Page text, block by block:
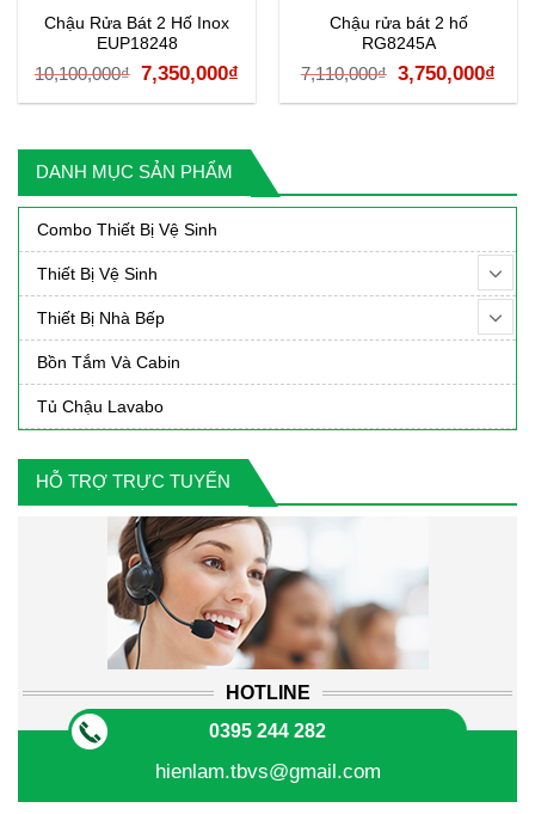
DANH MỤC SẢN PHẨM
Combo Thiết Bị Vệ Sinh
Thiết Bị Vệ Sinh
Thiết Bị Nhà Bếp
Bồn Tắm Và Cabin
Tủ Chậu Lavabo
HỖ TRỢ TRỰC TUYẾN
HOTLINE
0395 244 282
hienlam.tbvs@gmail.com
Chậu Rửa Bát 2 Hố Inox
EUP18248
10,100,000₫ Giá
gốc
10,100,000₫.
7,350,000₫
hiện
là:
7,350,000₫.
Chậu rửa bát 2 hố
RG8245A
7,110,000₫ Giá
gốc
3,750,000₫
hiện